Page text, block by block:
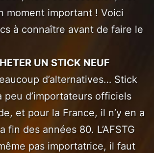
moment important ! Voici
à connaître avant de faire le
UN STICK NEUF
d’alternatives… Stick
peu d’importateurs officiels
et pour la France, il n’y en a
fin des années 80. L’AFSTG
pas importatrice, il faut